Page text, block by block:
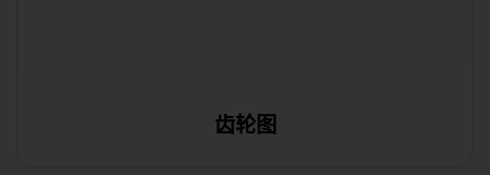
在线编辑
齿轮图